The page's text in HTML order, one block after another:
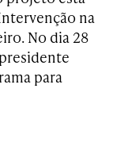
na
No dia 28
para